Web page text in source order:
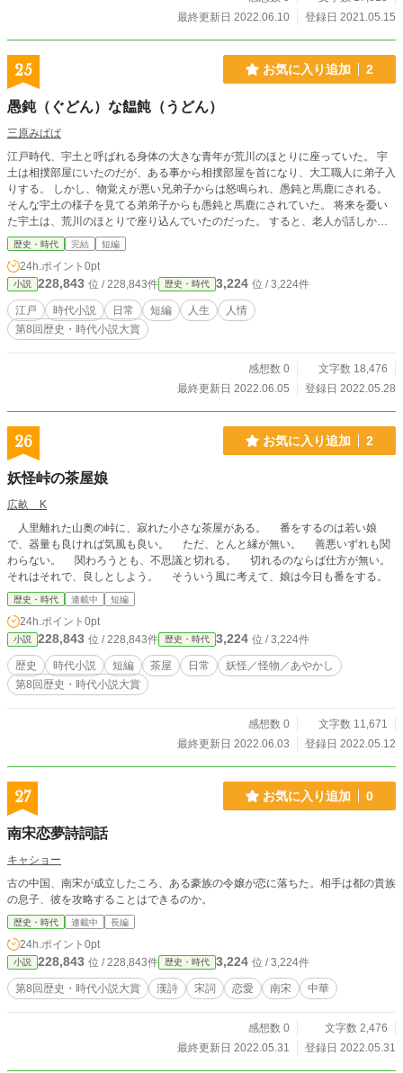
最終更新日 2022.06.10
登録日 2021.05.15
25 お気に入り追加 2
愚鈍（ぐどん）な饂飩（うどん）
三原みぱぱ
江戸時代、宇土と呼ばれる身体の大きな青年が荒川のほとりに座っていた。 宇
土は相撲部屋にいたのだが、ある事から相撲部屋を首になり、大工職人に弟子入
りする。 しかし、物覚えが悪い兄弟子からは怒鳴られ、愚鈍と馬鹿にされる。
そんな宇土の様子を見てる弟弟子からも愚鈍と馬鹿にされていた。 将来を憂い
た宇土は、荒川のほとりで座り込んでいたのだった。 すると、老人が話しかけ
てきたのだった。
歴史・時代 完結 短編
24h.ポイント 0pt
小説 228,843 位 / 228,843件 歴史・時代 3,224 位 / 3,224件
江戸 時代小説 日常 短編 人生
人情
第8回歴史・時代小説大賞
感想数 0
文字数 18,476
最終更新日 2022.06.05
登録日 2022.05.28
26 お気に入り追加 2
妖怪峠の茶屋娘
広畝 K
人里離れた山奥の峠に、寂れた小さな茶屋がある。 番をするのは若い娘
で、器量も良ければ気風も良い。 ただ、とんと縁が無い。 善悪いずれも関
わらない。 関わろうとも、不思議と切れる。 切れるのならば仕方が無い。
それはそれで、良しとしよう。 そういう風に考えて、娘は今日も番をする。
歴史・時代 連載中 短編
24h.ポイント 0pt
小説 228,843 位 / 228,843件 歴史・時代 3,224 位 / 3,224件
歴史 時代小説 短編 茶屋 日常
妖怪／怪物／あやかし
第8回歴史・時代小説大賞
感想数 0
文字数 11,671
最終更新日 2022.06.03
登録日 2022.05.12
27 お気に入り追加 0
南宋恋夢詩詞話
キャショー
古の中国、南宋が成立したころ、ある豪族の令嬢が恋に落ちた。相手は都の貴族
の息子、彼を攻略することはできるのか。
歴史・時代 連載中 長編
24h.ポイント 0pt
小説 228,843 位 / 228,843件 歴史・時代 3,224 位 / 3,224件
第8回歴史・時代小説大賞 漢詩 宋詞 恋愛 南宋 中華
感想数 0
文字数 2,476
最終更新日 2022.05.31
登録日 2022.05.31